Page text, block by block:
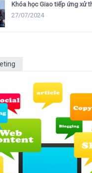
Khóa học Giao tiếp ứng xử
27/07/2024